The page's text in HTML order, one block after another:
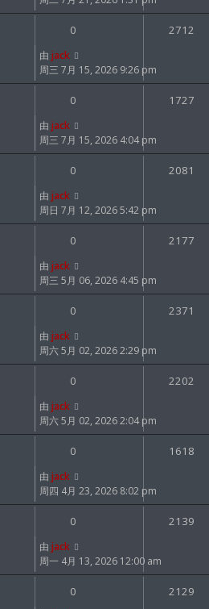
0 2712
由 jack
周三 7月 15, 2026 9:26 pm
0 1727
由 jack
周三 7月 15, 2026 4:04 pm
0 2081
由 jack
周日 7月 12, 2026 5:42 pm
0 2177
由 jack
周三 5月 06, 2026 4:45 pm
0 2371
由 jack
周六 5月 02, 2026 2:29 pm
0 2202
由 jack
周六 5月 02, 2026 2:04 pm
0 1618
由 jack
周四 4月 23, 2026 8:02 pm
0 2139
由 jack
周一 4月 13, 2026 12:00 am
0 2129